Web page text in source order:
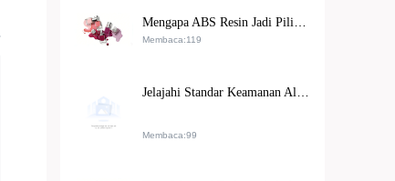
Membaca:119
Membaca:99